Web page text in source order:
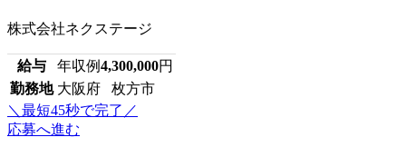
株式会社ネクステージ
給与 年収例4,300,000円
勤務地 大阪府 枚方市
＼最短45秒で完了／
応募へ進む